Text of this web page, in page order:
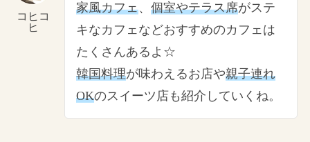
コヒコ
ヒ
家風カフェ、 個室やテラス席がステ
キなカフェなどおすすめのカフェは
たくさんあるよ☆
韓国料理が味わえるお店や親子連れ
OKのスイーツ店も紹介していくね。